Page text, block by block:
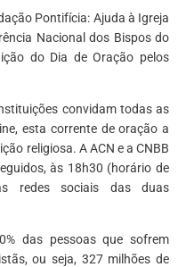
Pontifícia: Ajuda à Igreja
Nacional dos Bispos do
do Dia de Oração pelos
convidam todas as
esta corrente de oração a
religiosa. A ACN e a CNBB
às 18h30 (horário de
redes sociais das duas
das pessoas que sofrem
ou seja, 327 milhões de